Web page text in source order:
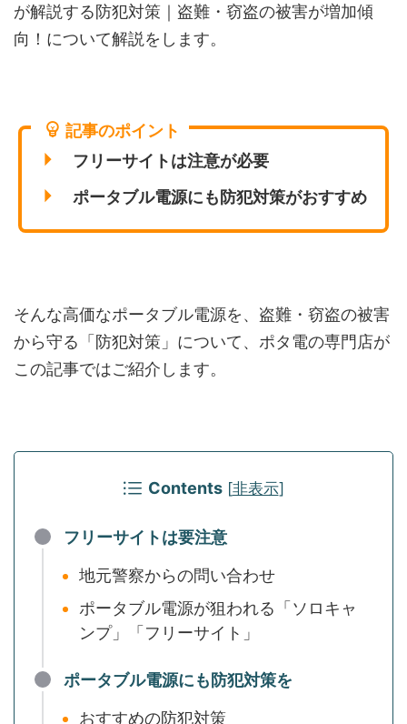
が解説する防犯対策｜盗難・窃盗の被害が増加傾
向！について解説をします。
記事のポイント
フリーサイトは注意が必要
ポータブル電源にも防犯対策がおすすめ
そんな高価なポータブル電源を、盗難・窃盗の被害
から守る「防犯対策」について、ポタ電の専門店が
この記事ではご紹介します。
Contents [非表示]
フリーサイトは要注意
地元警察からの問い合わせ
ポータブル電源が狙われる「ソロキャ
ンプ」「フリーサイト」
ポータブル電源にも防犯対策を
おすすめの防犯対策